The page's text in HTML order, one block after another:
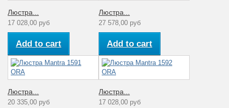
Люстра...
17 028,00 руб
Add to cart
Люстра...
27 578,00 руб
Add to cart
Люстра...
20 335,00 руб
Люстра...
17 028,00 руб